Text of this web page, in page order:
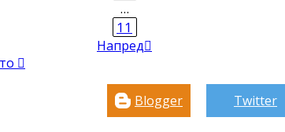
…
11
Напред

Blogger Twitter